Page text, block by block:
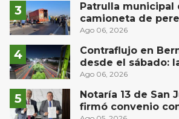
Patrulla municipal
camioneta de
en la autopista
Ago 06, 2026
Contraflujo en
desde el sábado:
compleja del
Ago 06, 2026
Notaría 13 de San
firmó convenio